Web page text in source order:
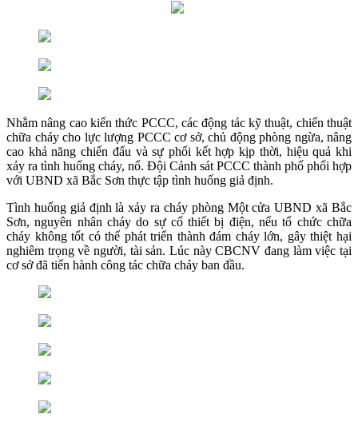
Nhằm nâng cao kiến thức PCCC, các động tác kỹ thuật, chiến thuật
chữa cháy cho lực lượng PCCC cơ sở, chủ động phòng ngừa, nâng
cao khả năng chiến đấu và sự phối kết hợp kịp thời, hiệu quả khi
xảy ra tình huống cháy, nổ. Đội Cảnh sát PCCC thành phố phối hợp
với UBND xã Bắc Sơn thực tập tình huống giả định.
Tình huống giả định là xảy ra cháy phòng Một cửa UBND xã Bắc
Sơn, nguyên nhân cháy do sự cố thiết bị điện, nếu tổ chức chữa
cháy không tốt có thể phát triển thành đám cháy lớn, gây thiệt hại
nghiêm trọng về người, tài sản. Lúc này CBCNV đang làm việc tại
cơ sở đã tiến hành công tác chữa cháy ban đầu.